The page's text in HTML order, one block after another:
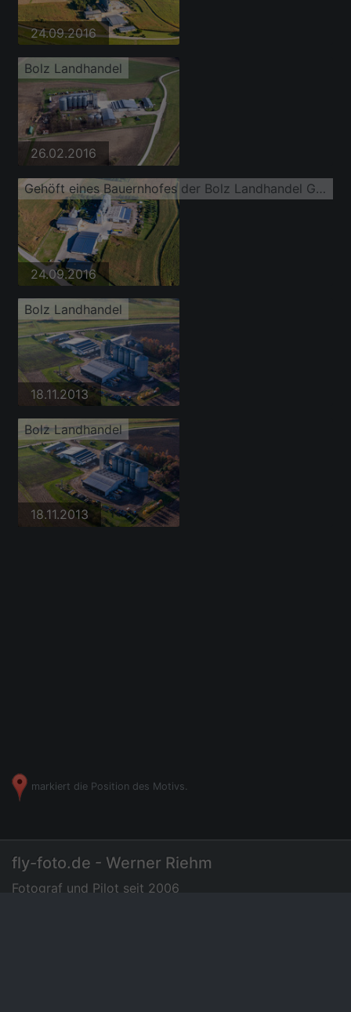
24.09.2016
Bolz Landhandel
26.02.2016
Gehöft eines Bauernhofes der Bolz Landhandel GmbH im Ortsteil Liedolsheim
24.09.2016
Bolz Landhandel
18.11.2013
Bolz Landhandel
18.11.2013
markiert die Position des Motivs.
fly-foto.de - Werner Riehm
Fotograf und Pilot seit 2006